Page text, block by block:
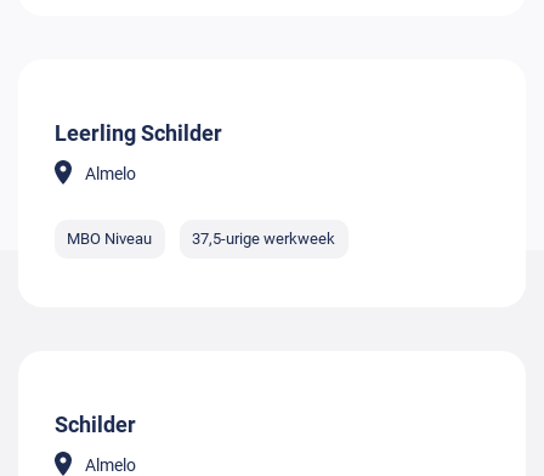
Leerling Schilder
Almelo
MBO Niveau 37,5-urige werkweek
Schilder
Almelo